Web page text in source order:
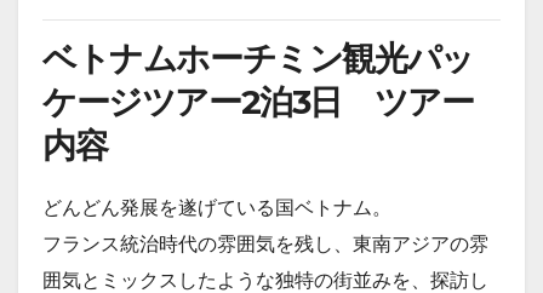
ベトナムホーチミン観光パッ
ケージツアー2泊3日 ツアー
内容
どんどん発展を遂げている国ベトナム。
フランス統治時代の雰囲気を残し、東南アジアの雰
囲気とミックスしたような独特の街並みを、探訪し